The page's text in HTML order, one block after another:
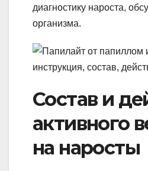
диагностику нароста,
организма.
Состав и
активного
на наросты